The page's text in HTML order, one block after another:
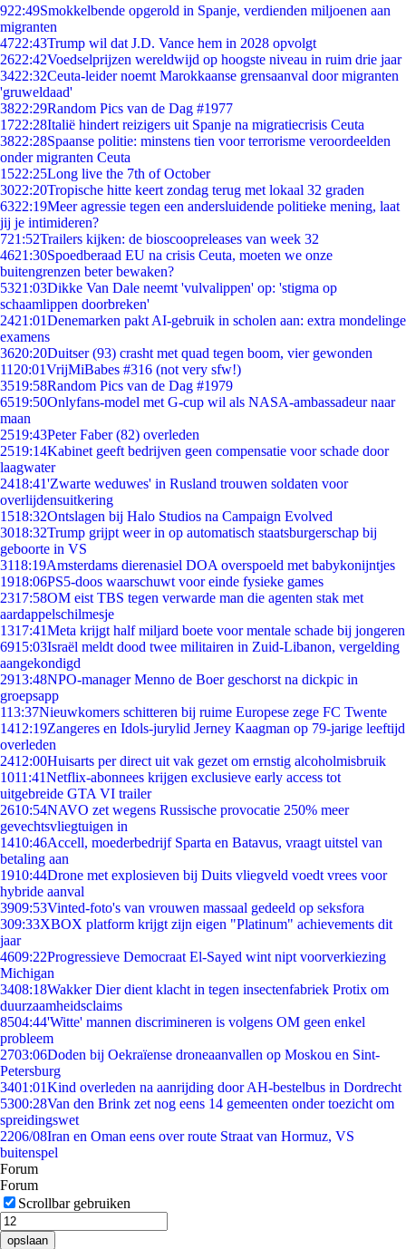
922:49Smokkelbende opgerold in Spanje, verdienden miljoenen aan
migranten
4722:43Trump wil dat J.D. Vance hem in 2028 opvolgt
2622:42Voedselprijzen wereldwijd op hoogste niveau in ruim drie jaar
3422:32Ceuta-leider noemt Marokkaanse grensaanval door migranten
'gruweldaad'
3822:29Random Pics van de Dag #1977
1722:28Italië hindert reizigers uit Spanje na migratiecrisis Ceuta
3822:28Spaanse politie: minstens tien voor terrorisme veroordeelden
onder migranten Ceuta
1522:25Long live the 7th of October
3022:20Tropische hitte keert zondag terug met lokaal 32 graden
6322:19Meer agressie tegen een andersluidende politieke mening, laat
jij je intimideren?
721:52Trailers kijken: de bioscoopreleases van week 32
4621:30Spoedberaad EU na crisis Ceuta, moeten we onze
buitengrenzen beter bewaken?
5321:03Dikke Van Dale neemt 'vulvalippen' op: 'stigma op
schaamlippen doorbreken'
2421:01Denemarken pakt AI-gebruik in scholen aan: extra mondelinge
examens
3620:20Duitser (93) crasht met quad tegen boom, vier gewonden
11 20:01VrijMiBabes #316 (not very sfw!)
3519:58Random Pics van de Dag #1979
6519:50Onlyfans-model met G-cup wil als NASA-ambassadeur naar
maan
2519:43Peter Faber (82) overleden
2519:14Kabinet geeft bedrijven geen compensatie voor schade door
laagwater
2418:41'Zwarte weduwes' in Rusland trouwen soldaten voor
overlijdensuitkering
1518:32Ontslagen bij Halo Studios na Campaign Evolved
3018:32Trump grijpt weer in op automatisch staatsburgerschap bij
geboorte in VS
3118:19Amsterdams dierenasiel DOA overspoeld met babykonijntjes
1918:06PS5-doos waarschuwt voor einde fysieke games
2317:58OM eist TBS tegen verwarde man die agenten stak met
aardappelschilmesje
1317:41Meta krijgt half miljard boete voor mentale schade bij jongeren
6915:03Israël meldt dood twee militairen in Zuid-Libanon, vergelding
aangekondigd
2913:48NPO-manager Menno de Boer geschorst na dickpic in
groepsapp
113:37Nieuwkomers schitteren bij ruime Europese zege FC Twente
1412:19Zangeres en Idols-jurylid Jerney Kaagman op 79-jarige leeftijd
overleden
2412:00Huisarts per direct uit vak gezet om ernstig alcoholmisbruik
1011:41Netflix-abonnees krijgen exclusieve early access tot
uitgebreide GTA VI trailer
2610:54NAVO zet wegens Russische provocatie 250% meer
gevechtsvliegtuigen in
1410:46Accell, moederbedrijf Sparta en Batavus, vraagt uitstel van
betaling aan
1910:44Drone met explosieven bij Duits vliegveld voedt vrees voor
hybride aanval
3909:53Vinted-foto's van vrouwen massaal gedeeld op seksfora
309:33XBOX platform krijgt zijn eigen "Platinum" achievements dit
jaar
4609:22Progressieve Democraat El-Sayed wint nipt voorverkiezing
Michigan
3408:18Wakker Dier dient klacht in tegen insectenfabriek Protix om
duurzaamheidsclaims
8504:44'Witte' mannen discrimineren is volgens OM geen enkel
probleem
2703:06Doden bij Oekraïense droneaanvallen op Moskou en Sint-
Petersburg
3401:01Kind overleden na aanrijding door AH-bestelbus in Dordrecht
5300:28Van den Brink zet nog eens 14 gemeenten onder toezicht om
spreidingswet
2206/08Iran en Oman eens over route Straat van Hormuz, VS
buitenspel
Forum
Forum
Scrollbar gebruiken
opslaan